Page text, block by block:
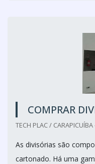
COMPRAR
TECH PLAC / CARAPICUÍBA
As divisórias são
cartonado. Há uma